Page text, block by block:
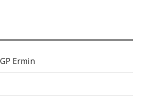
Ermin